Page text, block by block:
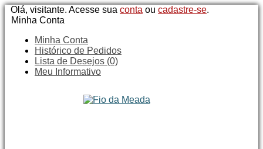
Olá, visitante. Acesse sua conta ou cadastre-se.
Minha Conta
Minha Conta
Histórico de Pedidos
Lista de Desejos (0)
Meu Informativo